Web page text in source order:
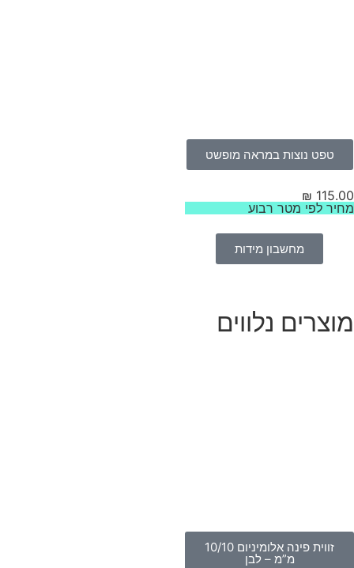
טפט נוצות במראה מופשט
₪
לפי מטר רבוע
מחשבון מידות
נלווים
זווית פינה אלומיניום 10/10
מ”מ – לבן